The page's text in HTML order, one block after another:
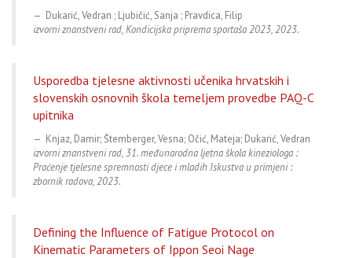
Dukarić, Vedran ; Ljubičić, Sanja ; Pravdica, Filip
izvorni znanstveni rad, Kondicijska priprema sportaša 2023, 2023.
Usporedba tjelesne aktivnosti učenika hrvatskih i
slovenskih osnovnih škola temeljem provedbe PAQ-C
upitnika
Knjaz, Damir; Štemberger, Vesna; Očić, Mateja; Dukarić, Vedran
izvorni znanstveni rad, 31. međunarodna ljetna škola kineziologa :
Praćenje tjelesne spremnosti djece i mladih Iskustva u primjeni :
zbornik radova, 2023.
Defining the Influence of Fatigue Protocol on
Kinematic Parameters of Ippon Seoi Nage